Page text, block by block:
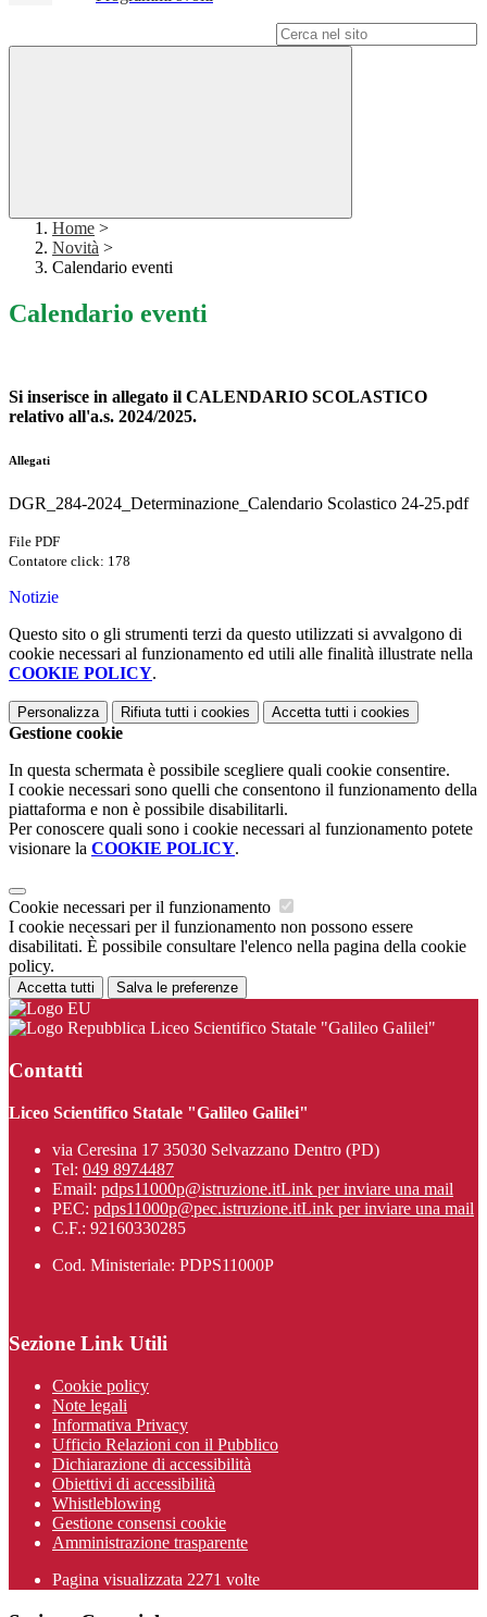
Home >
Novità >
Calendario eventi
Calendario eventi
Si inserisce in allegato il CALENDARIO SCOLASTICO
relativo all'a.s. 2024/2025.
Allegati
DGR_284-2024_Determinazione_Calendario Scolastico 24-25.pdf
File PDF
Contatore click: 178
Notizie
Questo sito o gli strumenti terzi da questo utilizzati si avvalgono di
cookie necessari al funzionamento ed utili alle finalità illustrate nella
COOKIE POLICY.
Personalizza Rifiuta tutti i cookies Accetta tutti i cookies
Gestione cookie
In questa schermata è possibile scegliere quali cookie consentire.
I cookie necessari sono quelli che consentono il funzionamento della
piattaforma e non è possibile disabilitarli.
Per conoscere quali sono i cookie necessari al funzionamento potete
visionare la COOKIE POLICY.
Cookie necessari per il funzionamento
I cookie necessari per il funzionamento non possono essere
disabilitati. È possibile consultare l'elenco nella pagina della cookie
policy.
Accetta tutti Salva le preferenze
Liceo Scientifico Statale "Galileo Galilei"
Contatti
Liceo Scientifico Statale "Galileo Galilei"
via Ceresina 17 35030 Selvazzano Dentro (PD)
Tel: 049 8974487
Email: pdps11000p@istruzione.itLink per inviare una mail
PEC: pdps11000p@pec.istruzione.itLink per inviare una mail
C.F.: 92160330285
Cod. Ministeriale: PDPS11000P
Sezione Link Utili
Cookie policy
Note legali
Informativa Privacy
Ufficio Relazioni con il Pubblico
Dichiarazione di accessibilità
Obiettivi di accessibilità
Whistleblowing
Gestione consensi cookie
Amministrazione trasparente
Pagina visualizzata 2271 volte